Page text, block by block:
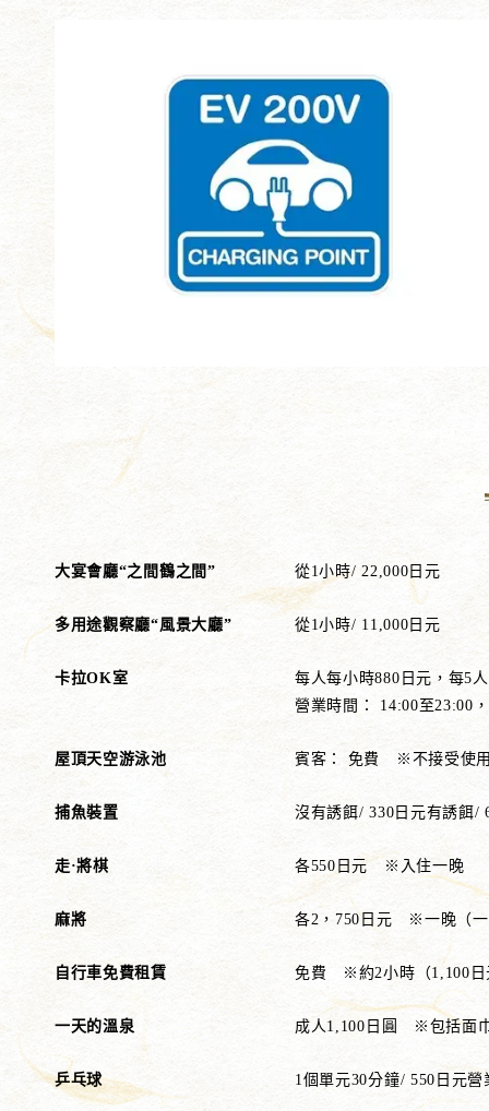
大宴會廳“之間鶴之間” 從1小時/ 22,000日元
多用途觀察廳“風景大廳” 從1小時/ 11,000日元
卡拉OK室
每人每小時880日元，每5
營業時間： 14:00至23:00
屋頂天空游泳池 賓客： 免費 ※不接受使
捕魚裝置 沒有誘餌/ 330日元有誘餌/
走·將棋 各550日元 ※入住一晚
麻將 各2，750日元 ※一晚（一
自行車免費租賃 免費 ※約2小時（1,100日
一天的溫泉 成人1,100日圓 ※包括面
乒乓球 1個單元30分鐘/ 550日元